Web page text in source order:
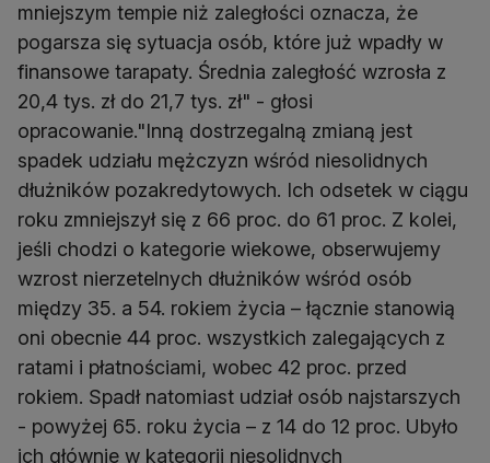
mniejszym tempie niż zaległości oznacza, że
pogarsza się sytuacja osób, które już wpadły w
finansowe tarapaty. Średnia zaległość wzrosła z
20,4 tys. zł do 21,7 tys. zł" - głosi
opracowanie."Inną dostrzegalną zmianą jest
spadek udziału mężczyzn wśród niesolidnych
dłużników pozakredytowych. Ich odsetek w ciągu
roku zmniejszył się z 66 proc. do 61 proc. Z kolei,
jeśli chodzi o kategorie wiekowe, obserwujemy
wzrost nierzetelnych dłużników wśród osób
między 35. a 54. rokiem życia – łącznie stanowią
oni obecnie 44 proc. wszystkich zalegających z
ratami i płatnościami, wobec 42 proc. przed
rokiem. Spadł natomiast udział osób najstarszych
- powyżej 65. roku życia – z 14 do 12 proc. Ubyło
ich głównie w kategorii niesolidnych